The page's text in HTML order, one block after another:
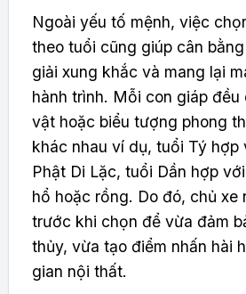
Ngoài yếu tố mệnh, việc
theo tuổi cũng giúp cân
giải xung khắc và mang lại
hành trình. Mỗi con giáp đều
vật hoặc biểu tượng phong
khác nhau ví dụ, tuổi Tý hợp
Phật Di Lặc, tuổi Dần hợp
hổ hoặc rồng. Do đó, chủ xe
trước khi chọn để vừa đảm
thủy, vừa tạo điểm nhấn hài
gian nội thất.